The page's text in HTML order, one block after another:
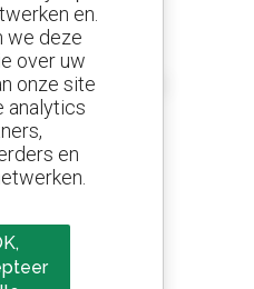
in
tweedehandsmaterieel
en.
we deze
over uw
onze site
analytics
en